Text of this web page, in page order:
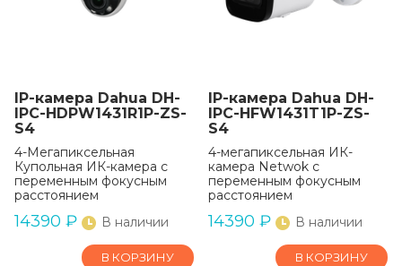
IP-камера Dahua DH-
IPC-HDPW1431R1P-ZS-
S4
4-Мегапиксельная
Купольная ИК-камера с
переменным фокусным
расстоянием
14390 ₽ В наличии
В КОРЗИНУ
IP-камера Dahua DH-
IPC-HFW1431T1P-ZS-
S4
4-мегапиксельная ИК-
камера Netwok с
переменным фокусным
расстоянием
14390 ₽ В наличии
В КОРЗИНУ